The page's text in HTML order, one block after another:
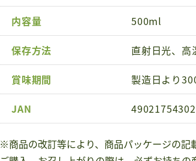
内容量 500ml
保存方法 直射日光、高
賞味期間 製造日より
JAN
※商品の改訂等により、商品パッケージの記